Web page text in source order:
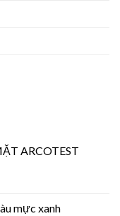
ARCOTEST
mực xanh